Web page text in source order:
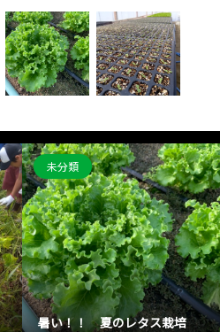
未分類
暑い！！ 夏のレタス栽培